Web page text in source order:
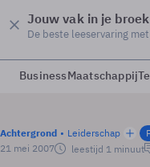
Jouw vak in je
De beste leeservaring
BusinessMaatschappij
Achtergrond Leiderschap
21 mei 2007
leestijd 1 minuut